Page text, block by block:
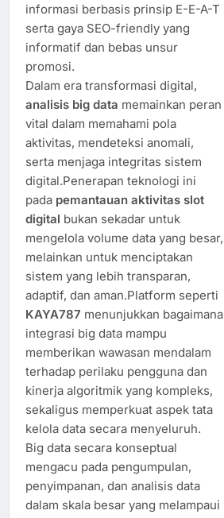
informasi berbasis prinsip E-E-A-T
serta gaya SEO-friendly yang
informatif dan bebas unsur
promosi.
Dalam era transformasi digital,
analisis big data memainkan peran
vital dalam memahami pola
aktivitas, mendeteksi anomali,
serta menjaga integritas sistem
digital.Penerapan teknologi ini
pada pemantauan aktivitas slot
digital bukan sekadar untuk
mengelola volume data yang besar,
melainkan untuk menciptakan
sistem yang lebih transparan,
adaptif, dan aman.Platform seperti
KAYA787 menunjukkan bagaimana
integrasi big data mampu
memberikan wawasan mendalam
terhadap perilaku pengguna dan
kinerja algoritmik yang kompleks,
sekaligus memperkuat aspek tata
kelola data secara menyeluruh.
Big data secara konseptual
mengacu pada pengumpulan,
penyimpanan, dan analisis data
dalam skala besar yang melampaui